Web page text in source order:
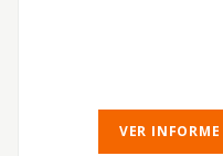
VER INFORME